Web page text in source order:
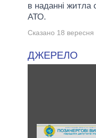
в наданні житла
АТО.
Сказано 18 вересня
ДЖЕРЕЛО